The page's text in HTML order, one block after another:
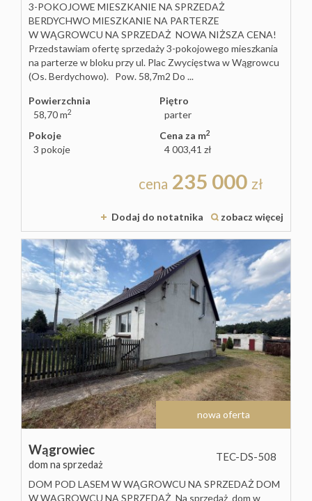
3-POKOJOWE MIESZKANIE NA SPRZEDAŻ
BERDYCHWO MIESZKANIE NA PARTERZE
W WĄGROWCU NA SPRZEDAŻ NOWA NIŻSZA CENA!
Przedstawiam ofertę sprzedaży 3-pokojowego mieszkania
na parterze w bloku przy ul. Plac Zwycięstwa w Wągrowcu
(Os. Berdychowo). Pow. 58,7m2 Do ...
Powierzchnia
58,70 m2
Piętro
parter
Pokoje
3 pokoje
Cena za m2
4 003,41 zł
cena 235 000 zł
Dodaj do notatnika zobacz więcej
nowa oferta
Wągrowiec
dom na sprzedaż
TEC-DS-508
DOM POD LASEM W WĄGROWCU NA SPRZEDAŻ DOM
W WĄGROWCU NA SPRZEDAŻ Na sprzedaż dom w